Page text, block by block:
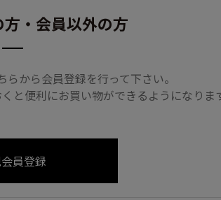
・会員以外の方
から会員登録を行って下さい。
と便利にお買い物ができるようになりま